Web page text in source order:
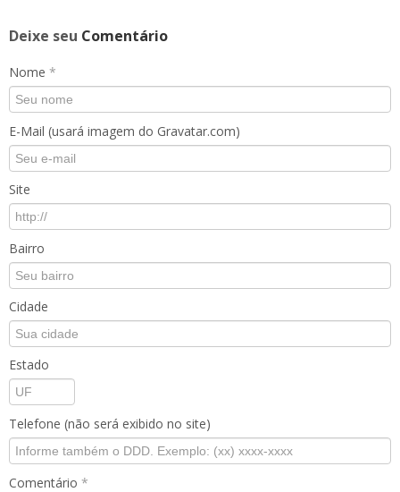
Deixe seu Comentário
Nome *
E-Mail (usará imagem do Gravatar.com)
Site
Bairro
Cidade
Estado
Telefone (não será exibido no site)
Comentário *